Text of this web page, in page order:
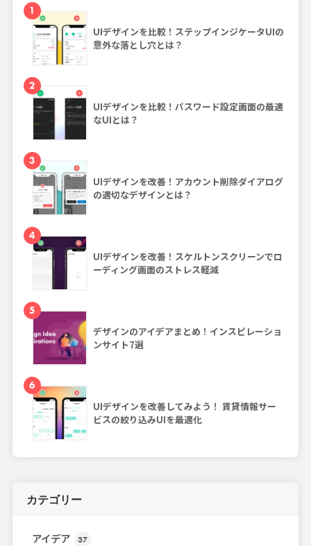
1
UIデザインを比較！ステップインジケータUIの
意外な落とし穴とは？
2
UIデザインを比較！パスワード設定画面の最適
なUIとは？
3
UIデザインを改善！アカウント削除ダイアログ
の適切なデザインとは？
4
UIデザインを改善！スケルトンスクリーンでロ
ーディング画面のストレス軽減
5
デザインのアイデアまとめ！インスピレーショ
ンサイト7選
6
UIデザインを改善してみよう！ 賃貸情報サー
ビスの絞り込みUIを最適化
カテゴリー
アイデア 37